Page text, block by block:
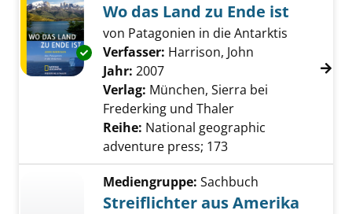
Exemplar-Details von Wo das Land zu Ende
Wo das Land zu Ende ist
von Patagonien in die Antarktis
Verfasser: Harrison, John
Jahr: 2007
Verlag: München, Sierra bei
Frederking und Thaler
Reihe: National geographic
adventure press; 173
Mediengruppe: Sachbuch
Streiflichter aus Amerika